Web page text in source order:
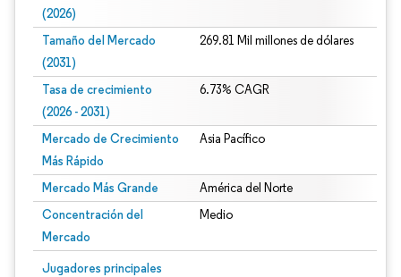
(2026)
Tamaño del Mercado
(2031)
269.81 Mil millones de dólares
Tasa de crecimiento
(2026 - 2031)
6.73% CAGR
Mercado de Crecimiento
Más Rápido
Asia Pacífico
Mercado Más Grande América del Norte
Concentración del
Mercado
Medio
Jugadores principales
Imagen © Mordor Intelligence. El uso requiere atribución según CC BY 4.0.